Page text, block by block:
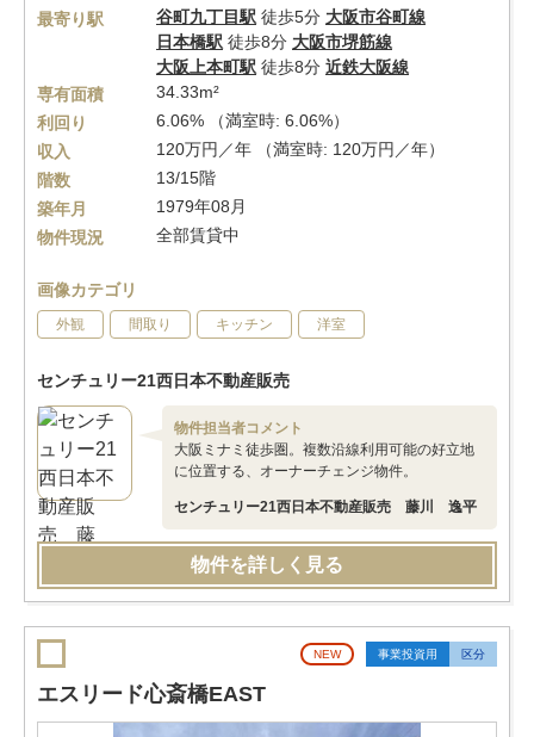
最寄り駅
谷町九丁目駅 徒歩5分 大阪市谷町線
日本橋駅 徒歩8分 大阪市堺筋線
大阪上本町駅 徒歩8分 近鉄大阪線
専有面積
34.33m²
利回り
6.06% （満室時: 6.06%）
収入
120万円／年 （満室時: 120万円／年）
階数
13/15階
築年月
1979年08月
物件現況
全部賃貸中
画像カテゴリ
外観 間取り キッチン 洋室
センチュリー21西日本不動産販売
物件担当者コメント
大阪ミナミ徒歩圏。複数沿線利用可能の好立地
に位置する、オーナーチェンジ物件。
センチュリー21西日本不動産販売 藤川 逸平
物件を詳しく見る
NEW 事業投資用 区分
エスリード心斎橋EAST